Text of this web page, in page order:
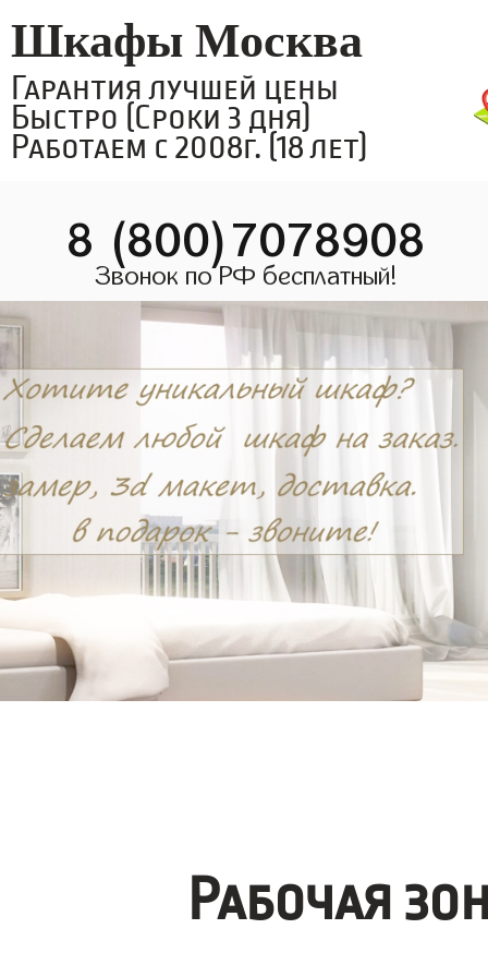
Шкафы Москва
Гарантия лучшей цены
Быстро (Сроки 3 дня)
Работаем с 2008г. (18 лет)
8 (800)7078908
Звонок по РФ бесплатный!
Рабочая